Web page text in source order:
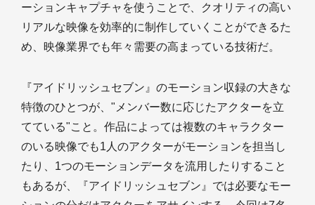
ーションキャプチャを使うことで、クオリティの高い
リアルな映像を効率的に制作していくことができるた
め、映像業界でも年々需要の高まっている技術だ。
『アイドリッシュセブン』のモーション収録の大きな
特徴のひとつが、"メンバー数に応じたアクターを立
てている"こと。作品によっては複数のキャラクター
のいる映像でも1人のアクターがモーションを担当し
たり、1つのモーションデータを流用したりすること
もあるが、『アイドリッシュセブン』では必要なモー